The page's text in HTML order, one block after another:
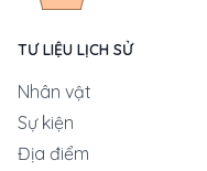
TƯ LIỆU LỊCH SỬ
Nhân vật
Sự kiện
Địa điểm